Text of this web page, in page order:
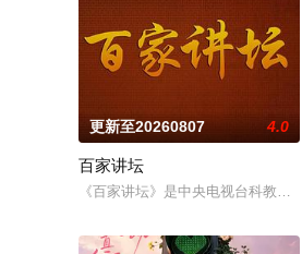
更新至20260807 4.0
百家讲坛
《百家讲坛》是中央电视台科教